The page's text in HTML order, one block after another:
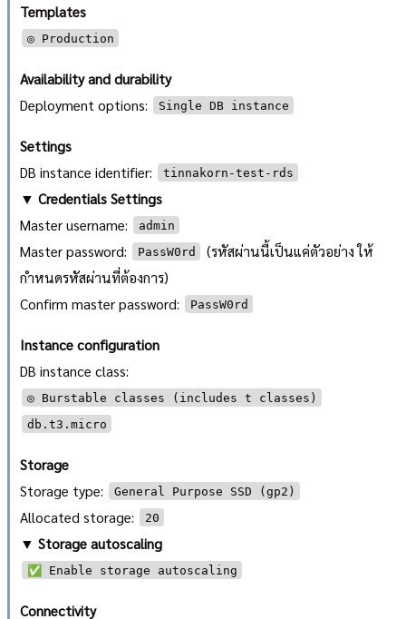
Templates
◎ Production
Availability and durability
Deployment options:
Single DB instance
Settings
DB instance identifier:
tinnakorn-test-rds
▼ Credentials Settings
Master username:
admin
Master password: PassW0rd
(รหัสผ่านนี้เป็นแค่ตัวอย่าง ให้
กำหนดรหัสผ่านที่ต้องการ)
Confirm master password:
PassW0rd
Instance configuration
DB instance class:
◎ Burstable classes (includes t classes)
db.t3.micro
Storage
Storage type:
General Purpose SSD (gp2)
Allocated storage: 20
▼ Storage autoscaling
✅ Enable storage autoscaling
Connectivity